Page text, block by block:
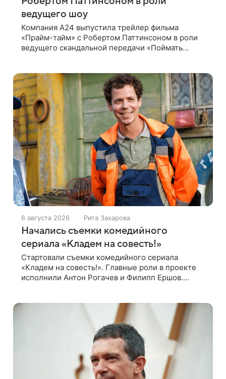
ведущего шоу
Компания A24 выпустила трейлер фильма
«Прайм-тайм» с Робертом Паттинсоном в роли
ведущего скандальной передачи «Поймать
2004
6 августа 2026 Рита Захарова
Начались съемки комедийного
сериала «Кладем на совесть!»
Стартовали съемки комедийного сериала
«Кладем на совесть!». Главные роли в проекте
исполнили Антон Рогачев и Филипп Ершов.